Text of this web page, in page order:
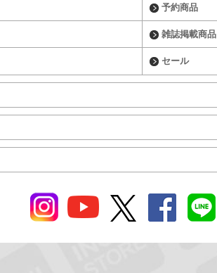
予約商品
雑誌掲載商品
セール